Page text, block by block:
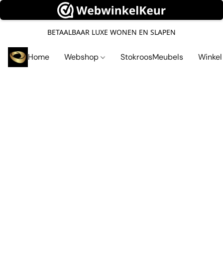
BETAALBAAR LUXE WONEN EN SLAPEN
Home Webshop StokroosMeubels